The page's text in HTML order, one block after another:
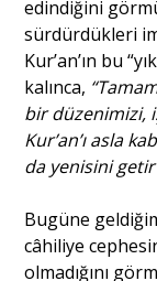
edindiğini
sürdürdükleri
Kur’an’ın bu
kalınca,
bir düzenimizi,
Kur’an’ı asla
da yenisini
Bugüne
câhiliye
olmadığını